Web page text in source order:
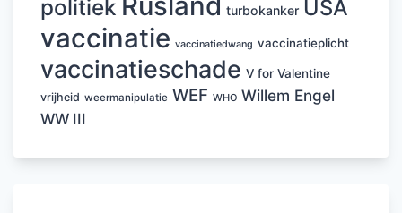
politiek turbokanker USA
vaccinatie vaccinatiedwang vaccinatieplicht
vaccinatieschade V for Valentine
vrijheid weermanipulatie WEF WHO Willem Engel
WW III